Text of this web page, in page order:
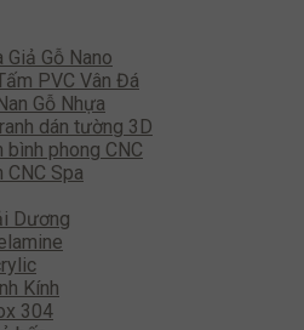
Giả Gỗ Nano
PVC Vân Đá
Gỗ Nhựa
dán tường 3D
bình phong CNC
CNC Spa
Dương
Kính
304